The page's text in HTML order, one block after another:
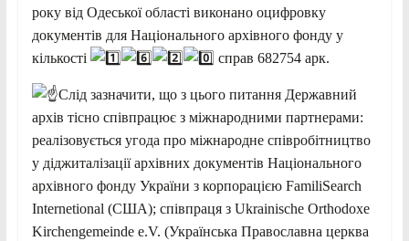
року від Одеської області виконано оцифровку
документів для Національного архівного фонду у
кількості
справ 682754 арк.
Слід зазначити, що з цього питання Державний
архів тісно співпрацює з міжнародними партнерами:
реалізовується угода про міжнародне співробітництво
у діджиталізації архівних документів Національного
архівного фонду України з корпорацією FamiliSearch
Internetional (США); співпраця з Ukrainische Orthodoxe
Kirchengemeinde e.V. (Українська Православна церква